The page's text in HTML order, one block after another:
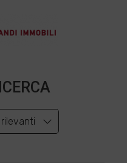
rilevanti